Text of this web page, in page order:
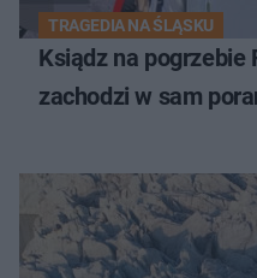
TRAGEDIA NA ŚLĄSKU
Ksiądz na pogrzebie
zachodzi w sam